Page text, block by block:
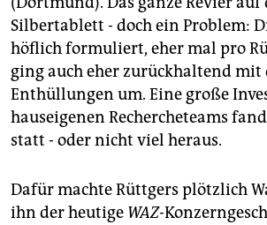
Silbertablett - doch ein Problem:
höflich formuliert, eher mal pro
ging auch eher zurückhaltend mit
Enthüllungen um. Eine große
hauseigenen Rechercheteams
statt - oder nicht viel heraus.
Dafür machte Rüttgers plötzlich
ihn der heutige WAZ-